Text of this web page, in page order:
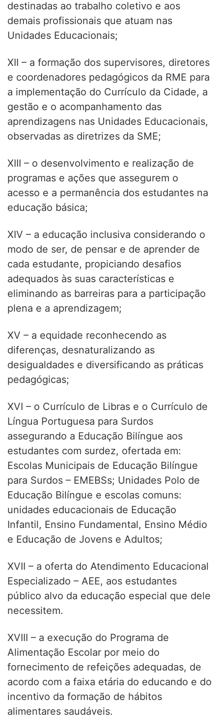
destinadas ao trabalho coletivo e aos
demais profissionais que atuam nas
Unidades Educacionais;
XII – a formação dos supervisores, diretores
e coordenadores pedagógicos da RME para
a implementação do Currículo da Cidade, a
gestão e o acompanhamento das
aprendizagens nas Unidades Educacionais,
observadas as diretrizes da SME;
XIII – o desenvolvimento e realização de
programas e ações que assegurem o
acesso e a permanência dos estudantes na
educação básica;
XIV – a educação inclusiva considerando o
modo de ser, de pensar e de aprender de
cada estudante, propiciando desafios
adequados às suas características e
eliminando as barreiras para a participação
plena e a aprendizagem;
XV – a equidade reconhecendo as
diferenças, desnaturalizando as
desigualdades e diversificando as práticas
pedagógicas;
XVI – o Currículo de Libras e o Currículo de
Língua Portuguesa para Surdos
assegurando a Educação Bilíngue aos
estudantes com surdez, ofertada em:
Escolas Municipais de Educação Bilíngue
para Surdos – EMEBSs; Unidades Polo de
Educação Bilíngue e escolas comuns:
unidades educacionais de Educação
Infantil, Ensino Fundamental, Ensino Médio
e Educação de Jovens e Adultos;
XVII – a oferta do Atendimento Educacional
Especializado – AEE, aos estudantes
público alvo da educação especial que dele
necessitem.
XVIII – a execução do Programa de
Alimentação Escolar por meio do
fornecimento de refeições adequadas, de
acordo com a faixa etária do educando e do
incentivo da formação de hábitos
alimentares saudáveis.